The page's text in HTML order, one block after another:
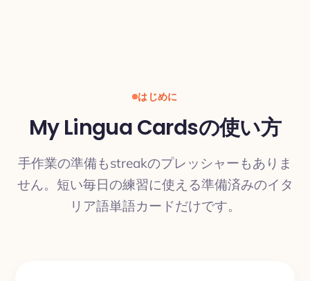
はじめに
My Lingua Cardsの使い方
手作業の準備もstreakのプレッシャーもありま
せん。短い毎日の練習に使える準備済みのイタ
リア語単語カードだけです。